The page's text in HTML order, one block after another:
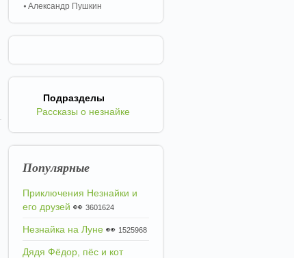
Александр Пушкин
Подразделы
Рассказы о незнайке
Популярные
Приключения Незнайки и
его друзей 👀 3601624
Незнайка на Луне 👀 1525968
Дядя Фёдор, пёс и кот